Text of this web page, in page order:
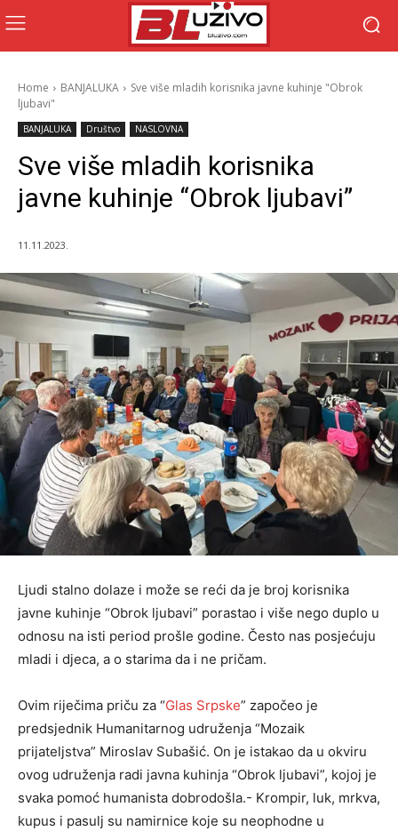
Home BANJALUKA
Sve više mladih korisnika javne kuhinje "Obrok
ljubavi"
BANJALUKA Društvo NASLOVNA
Sve više mladih korisnika
javne kuhinje “Obrok ljubavi”
11.11.2023.
Ljudi stalno dolaze i može se reći da je broj korisnika
javne kuhinje “Obrok ljubavi” porastao i više nego duplo u
odnosu na isti period prošle godine. Često nas posjećuju
mladi i djeca, a o starima da i ne pričam.
Ovim riječima priču za “Glas Srpske” započeo je
predsjednik Humanitarnog udruženja “Mozaik
prijateljstva” Miroslav Subašić. On je istakao da u okviru
ovog udruženja radi javna kuhinja “Obrok ljubavi”, kojoj je
svaka pomoć humanista dobrodošla.- Krompir, luk, mrkva,
kupus i pasulj su namirnice koje su neophodne u